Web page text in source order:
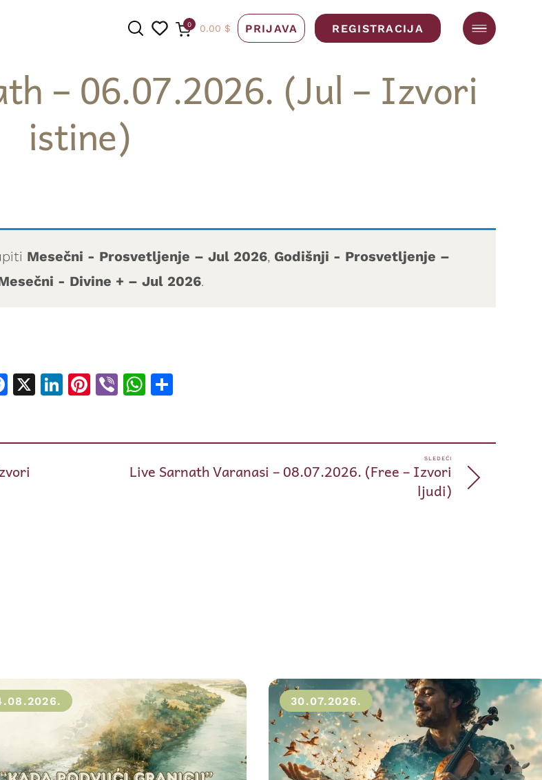
0 0.00 $ PRIJAVA REGISTRACIJA
– 06.07.2026. (Jul – Izvori
istine)
Mesečni - Prosvetljenje – Jul 2026, Godišnji - Prosvetljenje –
- Divine + – Jul 2026.
Facebook
X LinkedIn
Pinterest
ViberWhatsApp
SLEDEĆI
Live Sarnath Varanasi – 08.07.2026. (Free – Izvori
ljudi)
30.07.2026.